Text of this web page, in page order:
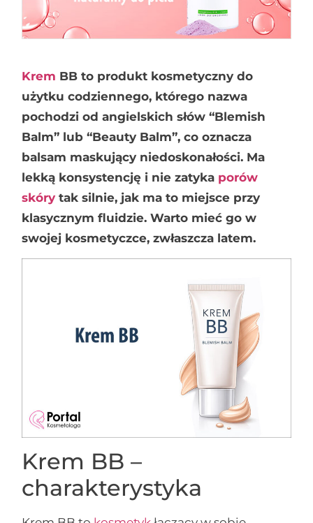
Krem BB to produkt kosmetyczny do
użytku codziennego, którego nazwa
pochodzi od angielskich słów “Blemish
Balm” lub “Beauty Balm”, co oznacza
balsam maskujący niedoskonałości. Ma
lekką konsystencję i nie zatyka porów
skóry tak silnie, jak ma to miejsce przy
klasycznym fluidzie. Warto mieć go w
swojej kosmetyczce, zwłaszcza latem.
Krem BB –
charakterystyka